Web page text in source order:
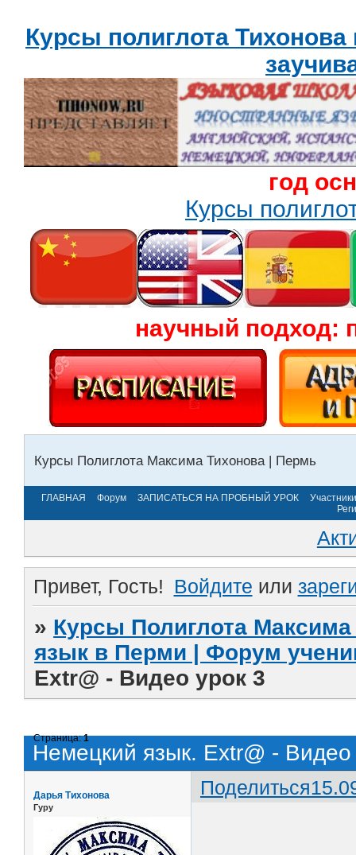
Курсы полиглота
год
Курсы
научный подход:
Курсы Полиглота Максима Тихонова | Пермь
ГЛАВНАЯ Форум ЗАПИСАТЬСЯ НА ПРОБНЫЙ УРОК
Участники
Привет, Гость! Войдите или
» Курсы Полиглота
язык в Перми | Форум
Extr@ - Видео урок 3
Немецкий язык. Extr@ - Видео
Страница:1
Поделиться
Дарья Тихонова
Гуру